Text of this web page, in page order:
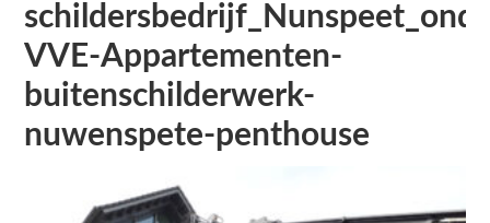
VVE-Appartementen-
buitenschilderwerk-
nuwenspete-penthouse